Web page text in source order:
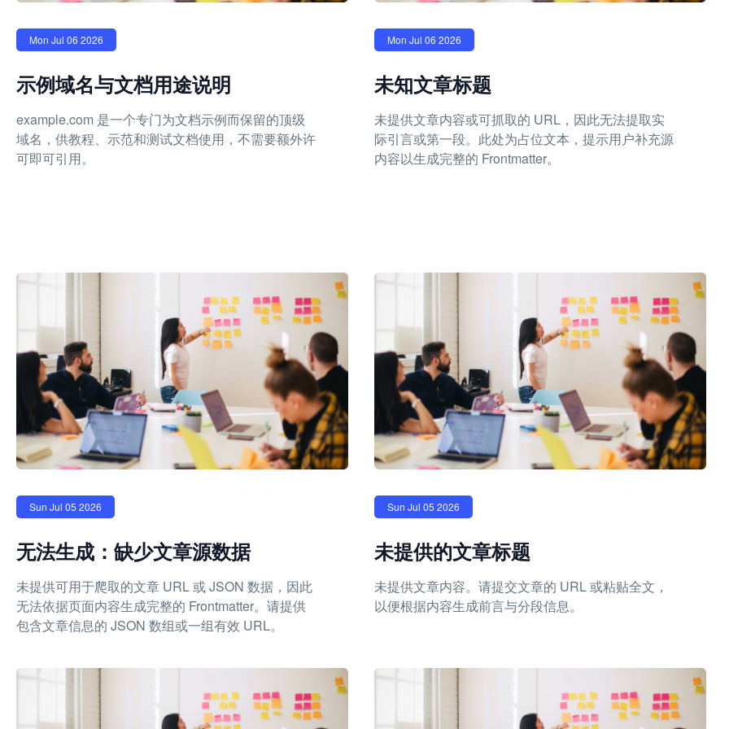
Mon Jul 06 2026
示例域名与文档用途说明
example.com 是一个专门为文档示例而保留的顶级
域名，供教程、示范和测试文档使用，不需要额外许
可即可引用。
Mon Jul 06 2026
未知文章标题
未提供文章内容或可抓取的 URL，因此无法提取实
际引言或第一段。此处为占位文本，提示用户补充源
内容以生成完整的 Frontmatter。
Sun Jul 05 2026
无法生成：缺少文章源数据
未提供可用于爬取的文章 URL 或 JSON 数据，因此
无法依据页面内容生成完整的 Frontmatter。请提供
包含文章信息的 JSON 数组或一组有效 URL。
Sun Jul 05 2026
未提供的文章标题
未提供文章内容。请提交文章的 URL 或粘贴全文，
以便根据内容生成前言与分段信息。